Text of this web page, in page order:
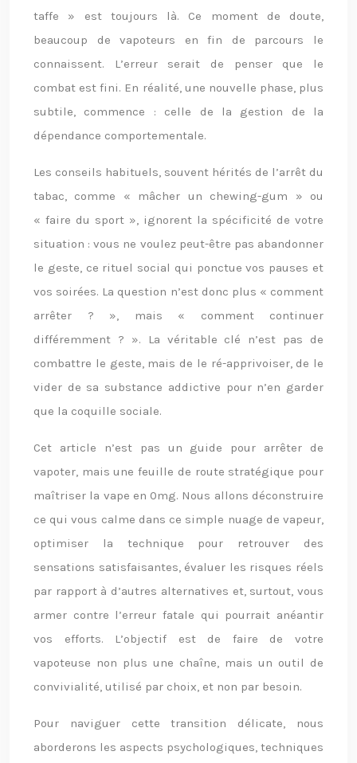
taffe » est toujours là. Ce moment de doute,
beaucoup de vapoteurs en fin de parcours le
connaissent. L’erreur serait de penser que le
combat est fini. En réalité, une nouvelle phase, plus
subtile, commence : celle de la gestion de la
dépendance comportementale.
Les conseils habituels, souvent hérités de l’arrêt du
tabac, comme « mâcher un chewing-gum » ou
« faire du sport », ignorent la spécificité de votre
situation : vous ne voulez peut-être pas abandonner
le geste, ce rituel social qui ponctue vos pauses et
vos soirées. La question n’est donc plus « comment
arrêter ? », mais « comment continuer
différemment ? ». La véritable clé n’est pas de
combattre le geste, mais de le ré-apprivoiser, de le
vider de sa substance addictive pour n’en garder
que la coquille sociale.
Cet article n’est pas un guide pour arrêter de
vapoter, mais une feuille de route stratégique pour
maîtriser la vape en 0mg. Nous allons déconstruire
ce qui vous calme dans ce simple nuage de vapeur,
optimiser la technique pour retrouver des
sensations satisfaisantes, évaluer les risques réels
par rapport à d’autres alternatives et, surtout, vous
armer contre l’erreur fatale qui pourrait anéantir
vos efforts. L’objectif est de faire de votre
vapoteuse non plus une chaîne, mais un outil de
convivialité, utilisé par choix, et non par besoin.
Pour naviguer cette transition délicate, nous
aborderons les aspects psychologiques, techniques